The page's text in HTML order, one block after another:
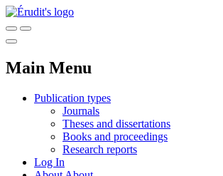
Main Menu
Publication types
Journals
Theses and dissertations
Books and proceedings
Research reports
Log In